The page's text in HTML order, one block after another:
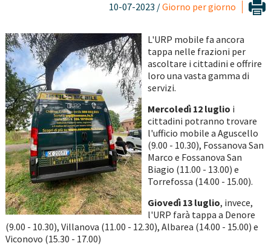
10-07-2023 /Giorno per giorno
L'URP mobile fa ancora
tappa nelle frazioni per
ascoltare i cittadini e offrire
loro una vasta gamma di
servizi.
Mercoledì 12 luglio i
cittadini potranno trovare
l'ufficio mobile a Aguscello
(9.00 - 10.30), Fossanova San
Marco e Fossanova San
Biagio (11.00 - 13.00) e
Torrefossa (14.00 - 15.00).
Giovedì 13 luglio, invece,
l'URP farà tappa a Denore
(9.00 - 10.30), Villanova (11.00 - 12.30), Albarea (14.00 - 15.00) e
Viconovo (15.30 - 17.00)